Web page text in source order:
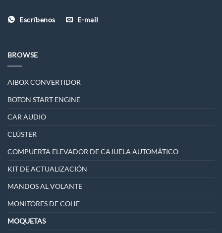
Escríbenos E-mail
BROWSE
AIBOX CONVERTIDOR
BOTON START ENGINE
CAR AUDIO
CLÚSTER
COMPUERTA ELEVADOR DE CAJUELA AUTOMÁTICO
KIT DE ACTUALIZACIÓN
MANDOS AL VOLANTE
MONITORES DE COHE
MOQUETAS